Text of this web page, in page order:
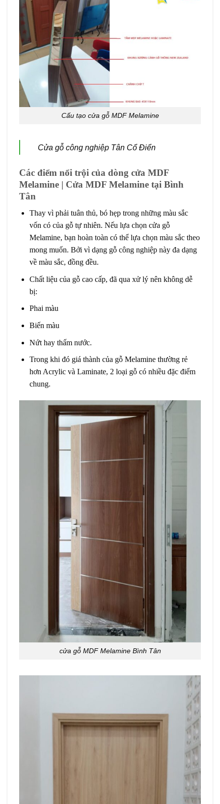
Cấu tạo cửa gỗ MDF Melamine
Cửa gỗ công nghiệp Tân Cổ Điển
Các điểm nổi trội của dòng cửa MDF
Melamine | Cửa MDF Melamine tại Bình
Tân
Thay vì phải tuân thủ, bó hẹp trong những màu sắc
vốn có của gỗ tự nhiên. Nếu lựa chọn cửa gỗ
Melamine, bạn hoàn toàn có thể lựa chọn màu sắc theo
mong muốn. Bởi vì dạng gỗ công nghiệp này đa dạng
về màu sắc, đồng đều.
Chất liệu của gỗ cao cấp, đã qua xử lý nên không dễ
bị:
Phai màu
Biến màu
Nứt hay thấm nước.
Trong khi đó giá thành của gỗ Melamine thường rẻ
hơn Acrylic và Laminate, 2 loại gỗ có nhiều đặc điểm
chung.
cửa gỗ MDF Melamine Bình Tân